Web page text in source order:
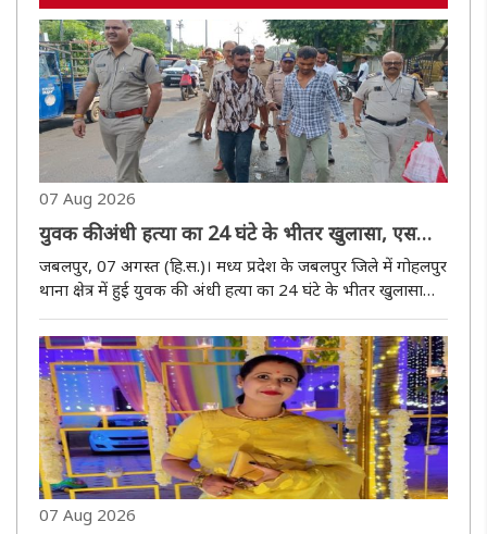
07 Aug 2026
युवक की अंधी हत्या का 24 घंटे के भीतर खुलासा, एसपी
करेंगे पुरुस्कृत
जबलपुर, 07 अगस्त (हि.स.)। मध्य प्रदेश के जबलपुर जिले में गोहलपुर
थाना क्षेत्र में हुई युवक की अंधी हत्या का 24 घंटे के भीतर खुलासा
करते हुए एक आरोपी को गिरफ्तार और एक विधि-विरुद्ध बालक को
अभिरक्षा में लिया है। पुलिस ने वारदात में प्रयुक्त चाकू, ..
07 Aug 2026